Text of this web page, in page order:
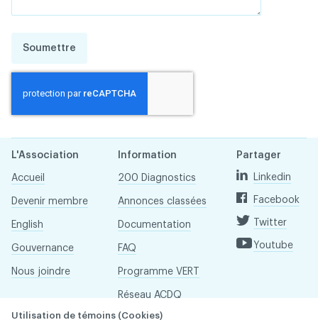
Soumettre
L'Association
Accueil
Devenir membre
English
Gouvernance
Nous joindre
Information
200 Diagnostics
Annonces classées
Documentation
FAQ
Programme VERT
Réseau ACDQ
Partager
Linkedin
Facebook
Twitter
Youtube
Utilisation de témoins (Cookies)